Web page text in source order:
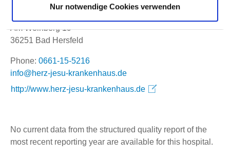
Nur notwendige Cookies verwenden
Am Weinberg 19
36251 Bad Hersfeld
Phone: 0661-15-5216
ed.suahneknark-usej-zreh@ofni
http://www.herz-jesu-krankenhaus.de
No current data from the structured quality report of the
most recent reporting year are available for this hospital.